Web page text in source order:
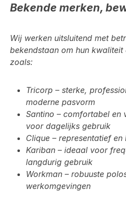
Bekende merken,
Wij werken uitsluitend met
bekendstaan om hun kwaliteit
zoals:
Tricorp – sterke,
moderne pasvorm
Santino – comfortabel en
voor dagelijks gebruik
Clique – representatief
Kariban – ideaal voor
langdurig gebruik
Workman – robuuste
werkomgevingen